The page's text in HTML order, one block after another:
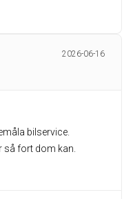
2026-06-16
bilservice.
så fort dom kan.